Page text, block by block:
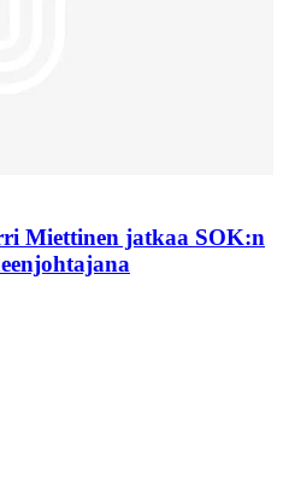
Miettinen jatkaa SOK:n